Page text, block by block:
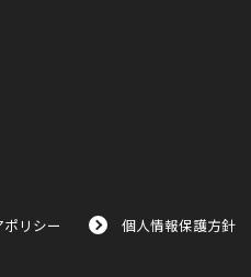
リシー 個人情報保護方針